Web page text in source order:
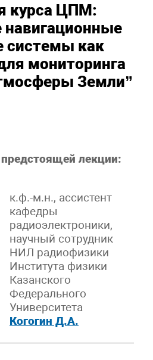
курса ЦПМ:
навигационные
системы как
мониторинга
Земли”
лекции:
к.ф.-м.н., ассистент
кафедры
радиоэлектроники,
научный сотрудник
НИЛ радиофизики
Института физики
Казанского
Федерального
Университета
Когогин Д.А.